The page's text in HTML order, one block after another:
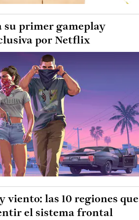
su primer gameplay
por Netflix
viento: las 10 regiones que
el sistema frontal